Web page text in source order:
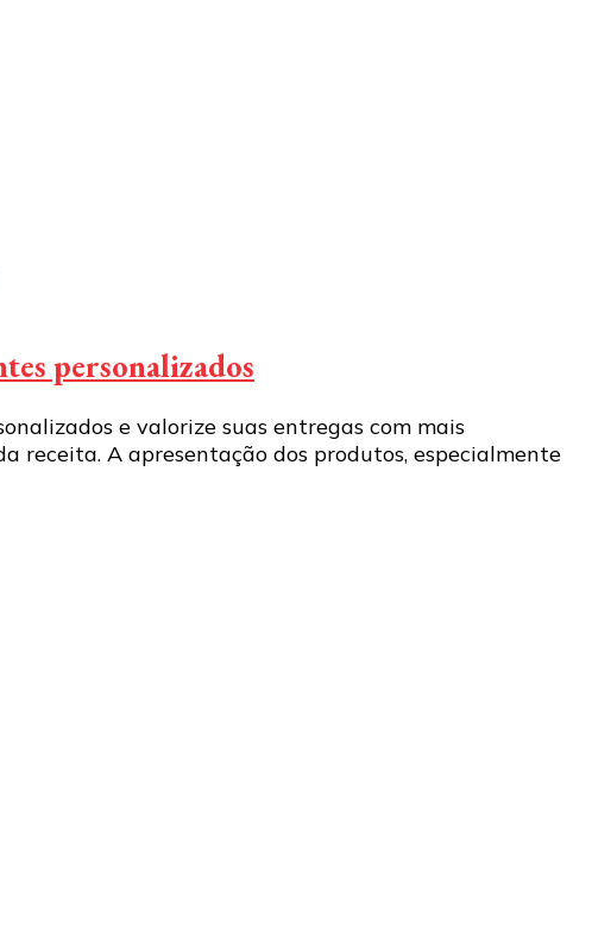
personalizados
e valorize suas entregas com mais
receita. A apresentação dos produtos, especialmente